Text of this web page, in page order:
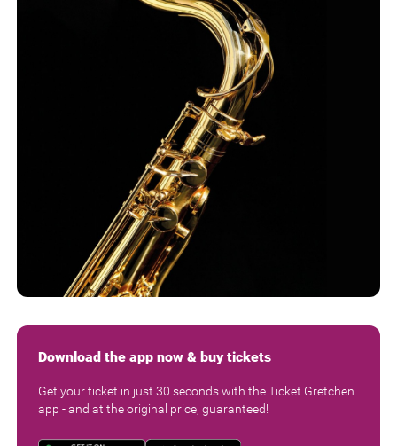
Download the app now & buy tickets
Get your ticket in just 30 seconds with the Ticket Gretchen
app - and at the original price, guaranteed!